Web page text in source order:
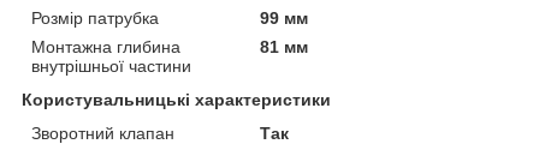
Розмір патрубка
99 мм
Монтажна глибина
внутрішньої частини
81 мм
Користувальницькі характеристики
Зворотний клапан
Так